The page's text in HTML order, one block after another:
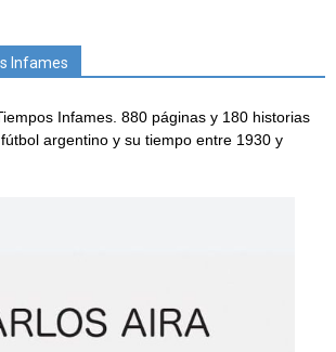
Infames
Infames. 880 páginas y 180 historias
argentino y su tiempo entre 1930 y